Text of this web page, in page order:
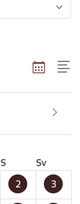
S
Sv
2 3